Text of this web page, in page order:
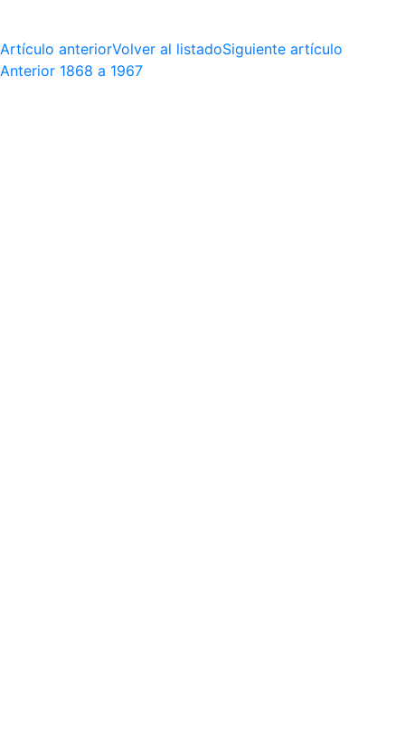
Artículo anteriorVolver al listadoSiguiente artículo
Anterior 1868 a 1967